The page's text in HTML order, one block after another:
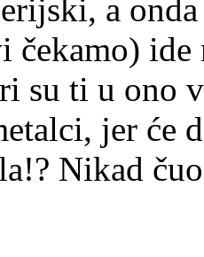
a
čekamo) ide
su ti u ono
jer će
Nikad